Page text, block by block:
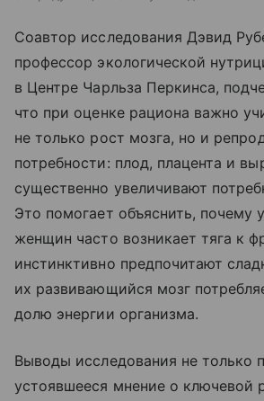
Соавтор исследования Дэвид
профессор экологической
в Центре Чарльза Перкинса,
что при оценке рациона важно
не только рост мозга, но и
потребности: плод, плацента и
существенно увеличивают
Это помогает объяснить, почему
женщин часто возникает тяга к
инстинктивно предпочитают
их развивающийся мозг
долю энергии организма.
Выводы исследования не только
устоявшееся мнение о ключевой